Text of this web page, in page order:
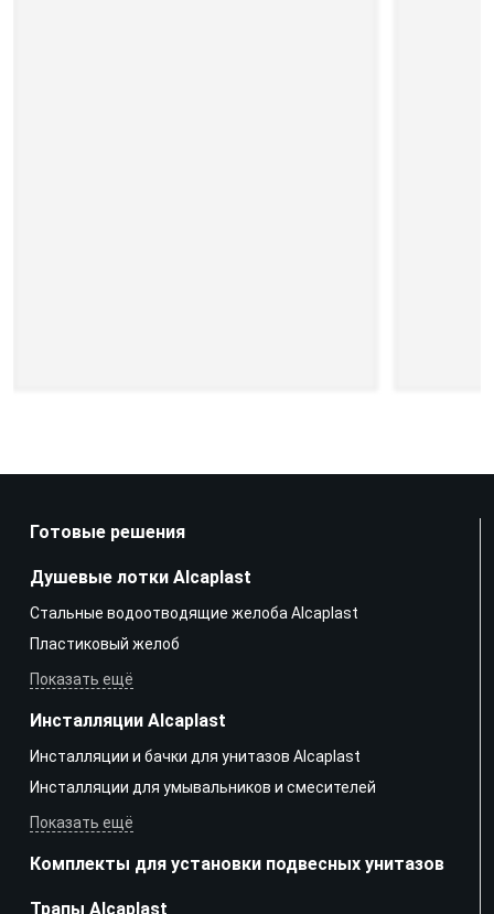
Готовые решения
Душевые лотки Alcaplast
Стальные водоотводящие желоба Alcaplast
Пластиковый желоб
Показать ещё
Инсталляции Alcaplast
Инсталляции и бачки для унитазов Alcaplast
Инсталляции для умывальников и смесителей
Показать ещё
Комплекты для установки подвесных унитазов
Трапы Alcaplast